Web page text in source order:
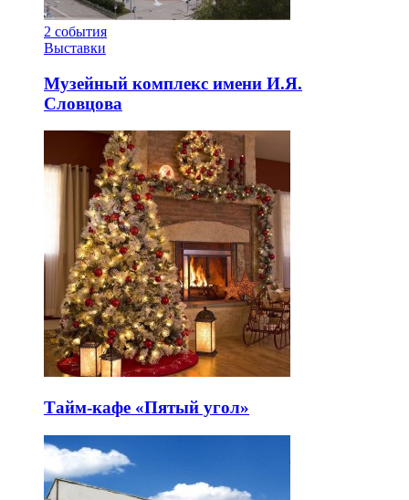
2 события
Выставки
Музейный комплекс имени И.Я.
Словцова
Тайм-кафе «Пятый угол»